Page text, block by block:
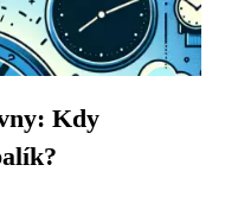
Kdy